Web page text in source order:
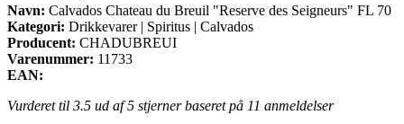
Navn: Calvados Chateau du Breuil "Reserve des Seigneurs" FL 70
Kategori: Drikkevarer | Spiritus | Calvados
Producent: CHADUBREUI
Varenummer: 11733
EAN:
Vurderet til 3.5 ud af 5 stjerner baseret på 11 anmeldelser